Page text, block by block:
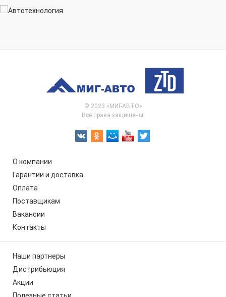
© 2023 «МИГ-АВТО»
Все права защищены.
О компании
Гарантии и доставка
Оплата
Поставщикам
Вакансии
Контакты
Наши партнеры
Дистрибьюция
Акции